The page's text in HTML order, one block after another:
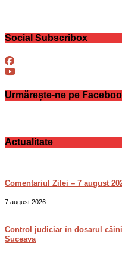
Social Subscribox
Urmărește-ne pe
Actualitate
Comentariul Zilei – 7 august
7 august 2026
Control judiciar în dosarul
Suceava